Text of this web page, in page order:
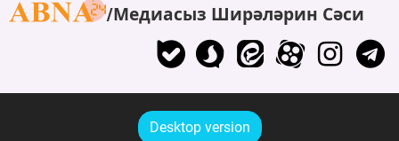
Медиасыз Ширәләрин Сәси
Desktop version